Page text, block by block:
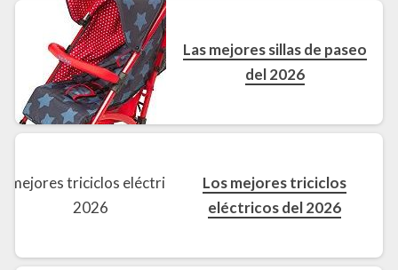
Las mejores sillas de paseo
del 2026
Los mejores triciclos
eléctricos del 2026